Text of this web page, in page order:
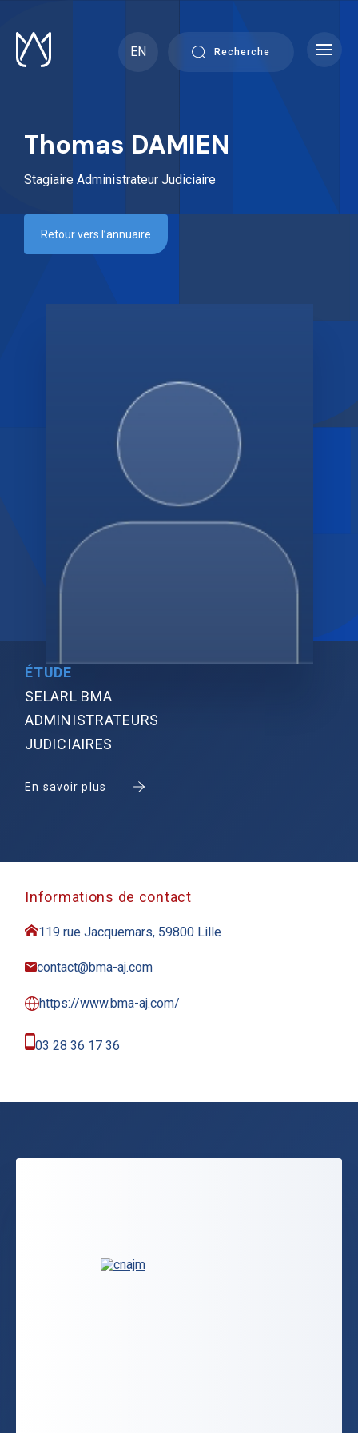
content
EN
Recherche
Thomas DAMIEN
Stagiaire Administrateur Judiciaire
Retour vers l’annuaire
ÉTUDE
SELARL BMA
ADMINISTRATEURS
JUDICIAIRES
En savoir plus
Informations de contact
119 rue Jacquemars, 59800 Lille
contact@bma-aj.com
https://www.bma-aj.com/
03 28 36 17 36